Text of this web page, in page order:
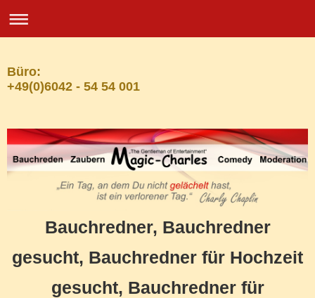
Büro:
+49(0)6042 - 54 54 001
Bauchredner, Bauchredner
gesucht, Bauchredner für Hochzeit
gesucht, Bauchredner für